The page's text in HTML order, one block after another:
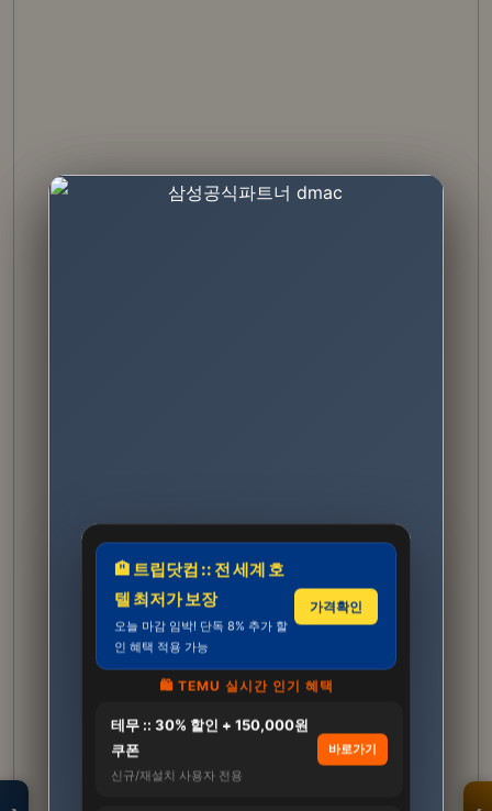
🏨 트립닷컴 :: 전 세계 호
텔 최저가 보장
오늘 마감 임박! 단독 8% 추가 할
인 혜택 적용 가능
가격확인
🛍️ TEMU 실시간 인기 혜택
테무 :: 30% 할인 + 150,000원
쿠폰
신규/재설치 사용자 전용
바로가기